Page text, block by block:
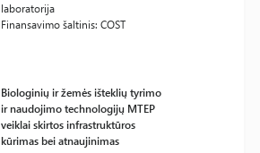
laboratorija
Finansavimo šaltinis: COST
Biologinių ir žemės išteklių tyrimo
ir naudojimo technologijų MTEP
veiklai skirtos infrastruktūros
kūrimas bei atnaujinimas